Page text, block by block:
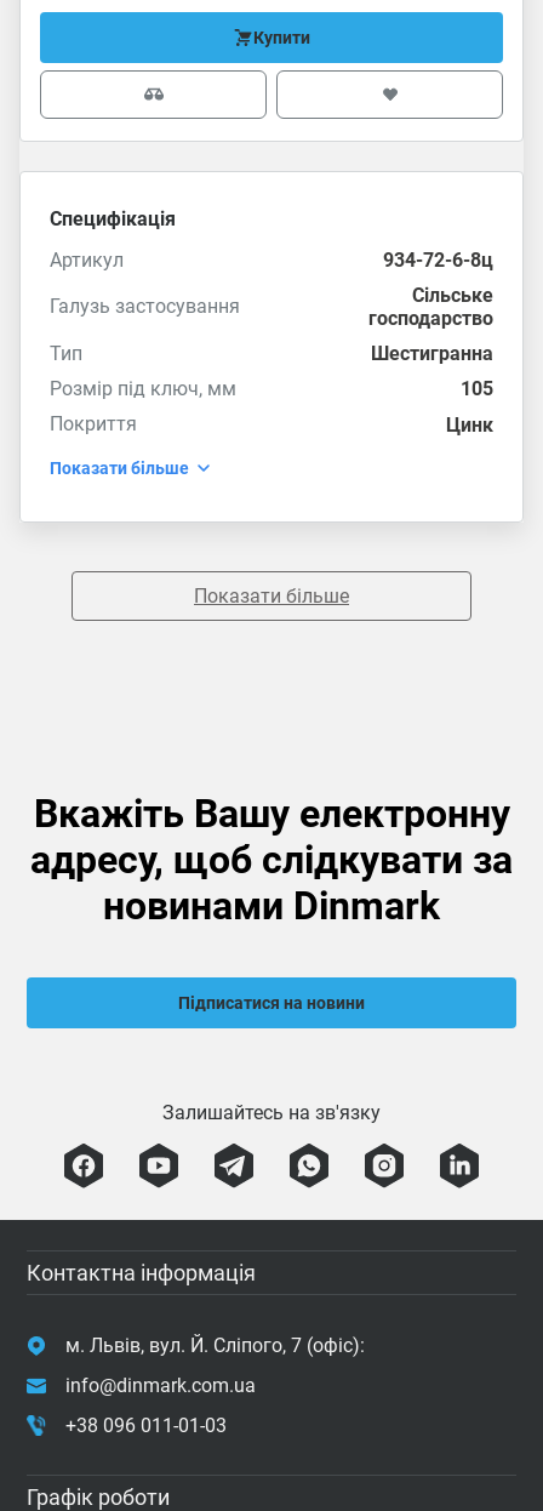
Купити
Специфікація
Артикул
934-72-6-8ц
Галузь застосування
Сільське
господарство
Тип
Шестигранна
Розмір під ключ, мм
105
Покриття
Цинк
Показати більше
Показати більше
Вкажіть Вашу електронну
адресу, щоб слідкувати за
новинами Dinmark
Підписатися на новини
Залишайтесь на зв'язку
Контактна інформація
м. Львів, вул. Й. Сліпого, 7 (офіс):
info@dinmark.com.ua
+38 096 011-01-03
Графік роботи